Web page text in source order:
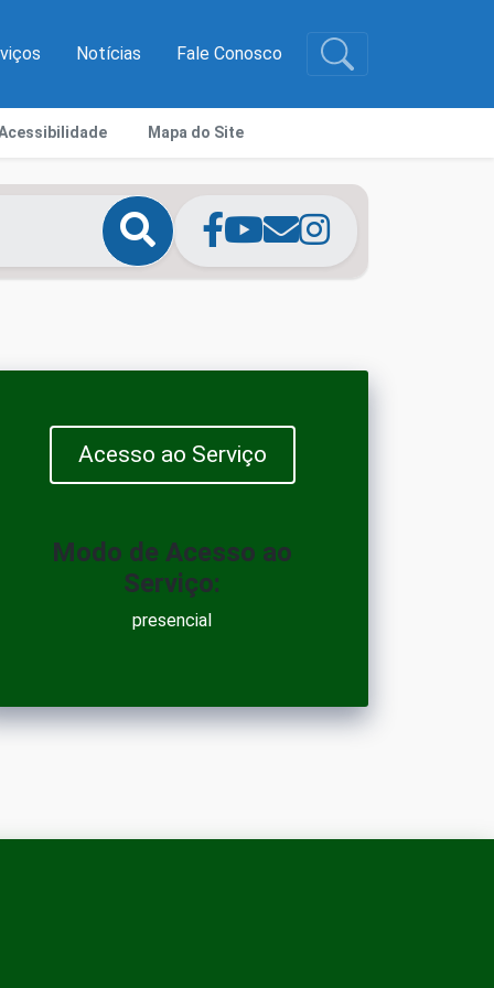
Notícias Fale Conosco
Mapa do Site
Acesso ao Serviço
Modo de Acesso ao
Serviço:
presencial